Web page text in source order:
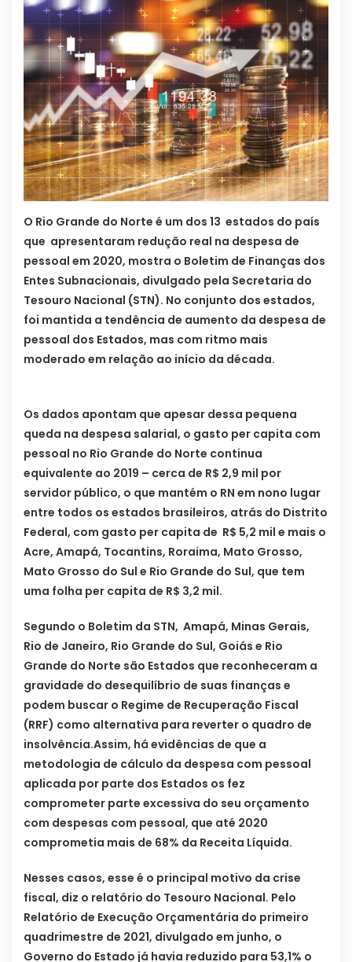
O Rio Grande do Norte é um dos 13 estados do país
que apresentaram redução real na despesa de
pessoal em 2020, mostra o Boletim de Finanças dos
Entes Subnacionais, divulgado pela Secretaria do
Tesouro Nacional (STN). No conjunto dos estados,
foi mantida a tendência de aumento da despesa de
pessoal dos Estados, mas com ritmo mais
moderado em relação ao início da década.
Os dados apontam que apesar dessa pequena
queda na despesa salarial, o gasto per capita com
pessoal no Rio Grande do Norte continua
equivalente ao 2019 – cerca de R$ 2,9 mil por
servidor público, o que mantém o RN em nono lugar
entre todos os estados brasileiros, atrás do Distrito
Federal, com gasto per capita de R$ 5,2 mil e mais o
Acre, Amapá, Tocantins, Roraima, Mato Grosso,
Mato Grosso do Sul e Rio Grande do Sul, que tem
uma folha per capita de R$ 3,2 mil.
Segundo o Boletim da STN, Amapá, Minas Gerais,
Rio de Janeiro, Rio Grande do Sul, Goiás e Rio
Grande do Norte são Estados que reconheceram a
gravidade do desequilíbrio de suas finanças e
podem buscar o Regime de Recuperação Fiscal
(RRF) como alternativa para reverter o quadro de
insolvência.Assim, há evidências de que a
metodologia de cálculo da despesa com pessoal
aplicada por parte dos Estados os fez
comprometer parte excessiva do seu orçamento
com despesas com pessoal, que até 2020
comprometia mais de 68% da Receita Líquida.
Nesses casos, esse é o principal motivo da crise
fiscal, diz o relatório do Tesouro Nacional. Pelo
Relatório de Execução Orçamentária do primeiro
quadrimestre de 2021, divulgado em junho, o
Governo do Estado já havia reduzido para 53,1% o